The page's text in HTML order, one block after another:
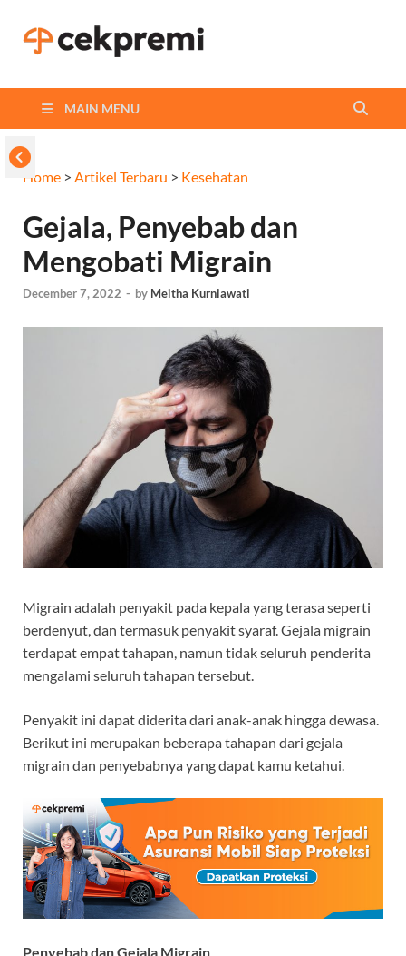
MAIN MENU
Home > Artikel Terbaru > Kesehatan
Gejala, Penyebab dan
Mengobati Migrain
December 7, 2022 - by Meitha Kurniawati
Migrain adalah penyakit pada kepala yang terasa seperti
berdenyut, dan termasuk penyakit syaraf. Gejala migrain
terdapat empat tahapan, namun tidak seluruh penderita
mengalami seluruh tahapan tersebut.
Penyakit ini dapat diderita dari anak-anak hingga dewasa.
Berikut ini merupakan beberapa tahapan dari gejala
migrain dan penyebabnya yang dapat kamu ketahui.
Penyebab dan Gejala Migrain